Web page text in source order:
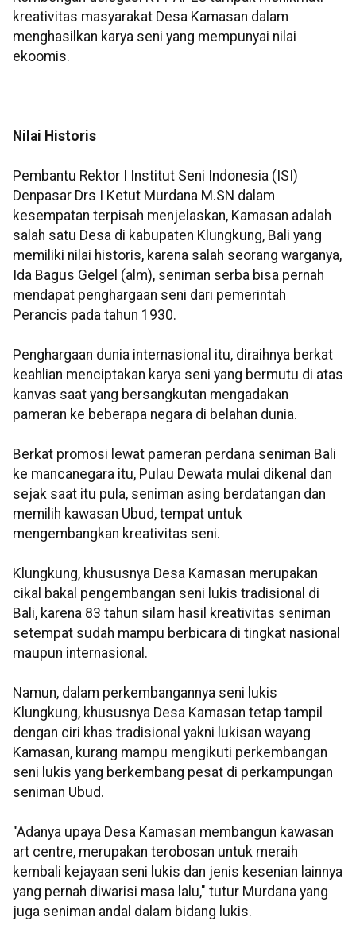
kreativitas masyarakat Desa Kamasan dalam
menghasilkan karya seni yang mempunyai nilai
ekoomis.
Nilai Historis
Pembantu Rektor I Institut Seni Indonesia (ISI)
Denpasar Drs I Ketut Murdana M.SN dalam
kesempatan terpisah menjelaskan, Kamasan adalah
salah satu Desa di kabupaten Klungkung, Bali yang
memiliki nilai historis, karena salah seorang warganya,
Ida Bagus Gelgel (alm), seniman serba bisa pernah
mendapat penghargaan seni dari pemerintah
Perancis pada tahun 1930.
Penghargaan dunia internasional itu, diraihnya berkat
keahlian menciptakan karya seni yang bermutu di atas
kanvas saat yang bersangkutan mengadakan
pameran ke beberapa negara di belahan dunia.
Berkat promosi lewat pameran perdana seniman Bali
ke mancanegara itu, Pulau Dewata mulai dikenal dan
sejak saat itu pula, seniman asing berdatangan dan
memilih kawasan Ubud, tempat untuk
mengembangkan kreativitas seni.
Klungkung, khususnya Desa Kamasan merupakan
cikal bakal pengembangan seni lukis tradisional di
Bali, karena 83 tahun silam hasil kreativitas seniman
setempat sudah mampu berbicara di tingkat nasional
maupun internasional.
Namun, dalam perkembangannya seni lukis
Klungkung, khususnya Desa Kamasan tetap tampil
dengan ciri khas tradisional yakni lukisan wayang
Kamasan, kurang mampu mengikuti perkembangan
seni lukis yang berkembang pesat di perkampungan
seniman Ubud.
"Adanya upaya Desa Kamasan membangun kawasan
art centre, merupakan terobosan untuk meraih
kembali kejayaan seni lukis dan jenis kesenian lainnya
yang pernah diwarisi masa lalu," tutur Murdana yang
juga seniman andal dalam bidang lukis.